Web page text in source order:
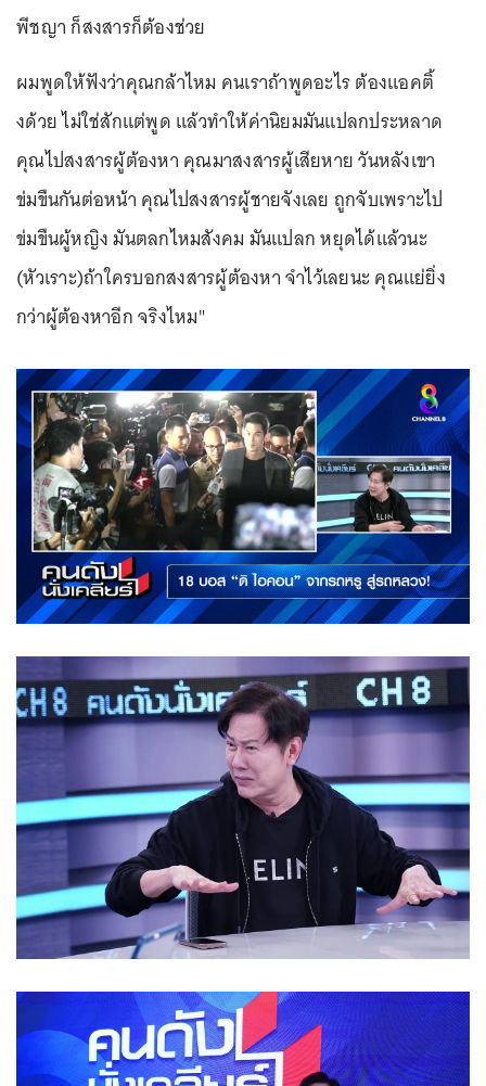
พีชญา ก็สงสารก็ต้องช่วย
ผมพูดให้ฟังว่าคุณกล้าไหม คนเราถ้าพูดอะไร ต้องแอคติ้
งด้วย ไม่ใช่สักแต่พูด แล้วทำให้ค่านิยมมันแปลกประหลาด
คุณไปสงสารผู้ต้องหา คุณมาสงสารผู้เสียหาย วันหลังเขา
ข่มขืนกันต่อหน้า คุณไปสงสารผู้ชายจังเลย ถูกจับเพราะไป
ข่มขืนผู้หญิง มันตลกไหมสังคม มันแปลก หยุดได้แล้วนะ
(หัวเราะ)ถ้าใครบอกสงสารผู้ต้องหา จำไว้เลยนะ คุณแย่ยิ่ง
กว่าผู้ต้องหาอีก จริงไหม"